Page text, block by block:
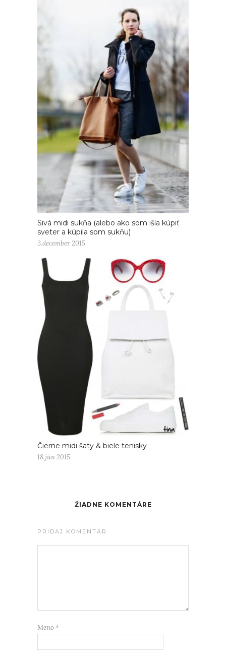
Sivá midi sukňa (alebo ako som išla kúpiť
sveter a kúpila som sukňu)
3.december 2015
Čierne midi šaty & biele tenisky
18.jún 2015
ŽIADNE KOMENTÁRE
PRIDAJ KOMENTÁR
Meno *